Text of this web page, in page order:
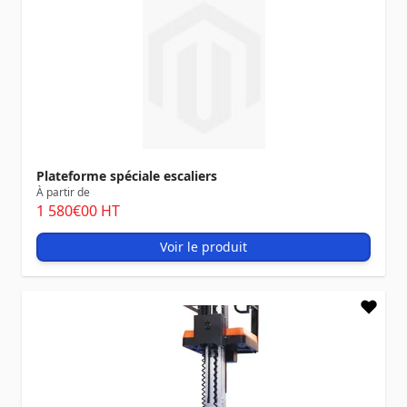
Plateforme spéciale escaliers
À partir de
1 580€00 HT
Voir le produit